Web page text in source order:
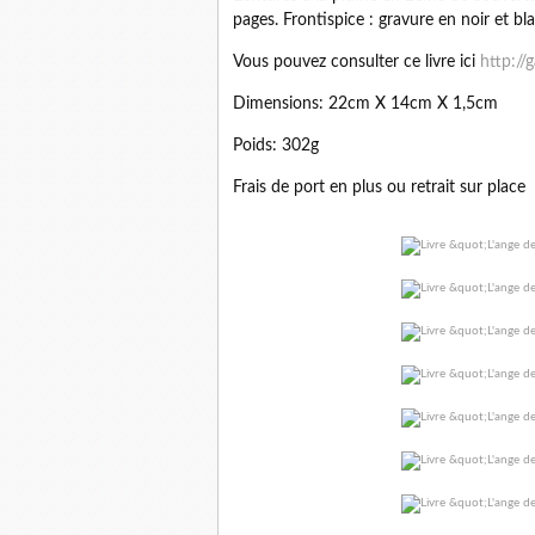
pages. Frontispice : gravure en noir et
Vous pouvez consulter ce livre ici http://
Dimensions: 22cm X 14cm X 1,5cm
Poids: 302g
Frais de port en plus ou retrait sur place